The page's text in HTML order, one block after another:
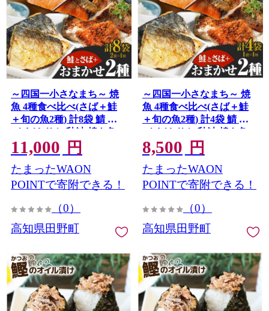
～四国一小さなまち～ 焼
魚 4種食べ比べ(さば＋鮭
＋旬の魚2種) 計8袋 鯖 サ
バ さけ サケ 秋鮭 焼き魚
レンジ 魚 魚介類 海鮮 国産
簡単 時短 おかず おつまみ
和食 惣菜 食品 お取り寄せ
11,000 円
たまったWAON
POINTで寄附できる！
（0）
高知県田野町
～四国一小さなまち～ 焼
魚 4種食べ比べ(さば＋鮭
＋旬の魚2種) 計4袋 鯖 サ
バ さけ サケ 秋鮭 焼き魚
レンジ 魚 魚介類 海鮮 国産
簡単 時短 おかず おつまみ
和食 惣菜 食品 お取り寄せ
8,500 円
たまったWAON
POINTで寄附できる！
（0）
高知県田野町